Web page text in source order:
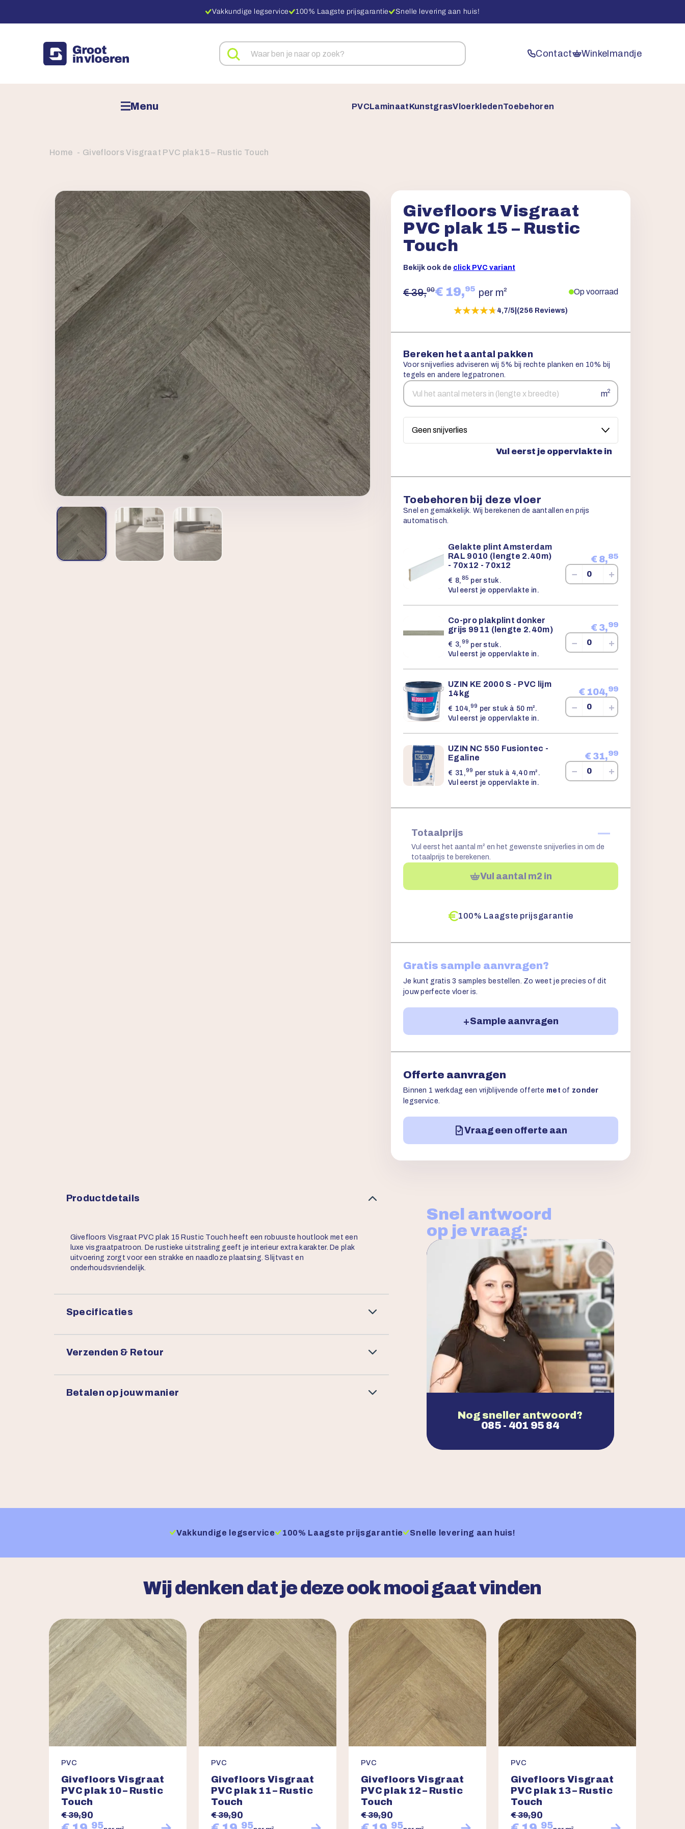
Vakkundige legservice 100% Laagste prijsgarantie Snelle levering aan huis!
Zoeken
naar
Contact Winkelmandje
Menu PVCLaminaatKunstgrasVloerkledenToebehoren
Home Givefloors Visgraat PVC plak 15 – Rustic Touch
Givefloors Visgraat
PVC plak 15 – Rustic
Touch
Bekijk ook de click PVC variant
€ 39,90€ 19,95 per m² Op voorraad
★★★★★
★★★★★4,7/5 (256 Reviews)
Bereken het aantal pakken
Voor snijverlies adviseren wij 5% bij rechte planken en 10% bij
tegels en andere legpatronen.
Aantal
vierkante
m2
Snijverlies
Vul eerst je oppervlakte in
Toebehoren bij deze vloer
Snel en gemakkelijk. Wij berekenen de aantallen en prijs
automatisch.
Gelakte plint Amsterdam
RAL 9010 (lengte 2.40m)
- 70x12 - 70x12
€ 8,85 per stuk.
Vul eerst je oppervlakte in.
€ 8,85
− +
Co-pro plakplint donker
grijs 9911 (lengte 2.40m)
€ 3,99 per stuk.
Vul eerst je oppervlakte in.
€ 3,99
− +
UZIN KE 2000 S - PVC lijm
14kg
€ 104,99 per stuk à 50 m².
Vul eerst je oppervlakte in.
€ 104,99
− +
UZIN NC 550 Fusiontec -
Egaline
€ 31,99 per stuk à 4,40 m².
Vul eerst je oppervlakte in.
€ 31,99
− +
Totaalprijs —
Vul eerst het aantal m² en het gewenste snijverlies in om de
totaalprijs te berekenen.
Vul aantal m2 in
100% Laagste prijsgarantie
Gratis sample aanvragen?
Je kunt gratis 3 samples bestellen. Zo weet je precies of dit
jouw perfecte vloer is.
Sample aanvragen
Offerte aanvragen
Binnen 1 werkdag een vrijblijvende offerte met of zonder
legservice.
Vraag een offerte aan
Productdetails
Givefloors Visgraat PVC plak 15 Rustic Touch heeft een robuuste houtlook met een
luxe visgraatpatroon. De rustieke uitstraling geeft je interieur extra karakter. De plak
uitvoering zorgt voor een strakke en naadloze plaatsing. Slijtvast en
onderhoudsvriendelijk.
Specificaties
Verzenden & Retour
Betalen op jouw manier
Snel antwoord
op je vraag:
Nog sneller antwoord?
085 - 401 95 84
Vakkundige legservice 100% Laagste prijsgarantie Snelle levering aan huis!
Wij denken dat je deze ook mooi gaat vinden
PVC
Givefloors Visgraat
PVC plak 10 – Rustic
Touch
€ 39,90
95 2
PVC
Givefloors Visgraat
PVC plak 11 – Rustic
Touch
€ 39,90
95 2
PVC
Givefloors Visgraat
PVC plak 12 – Rustic
Touch
€ 39,90
95 2
PVC
Givefloors Visgraat
PVC plak 13 – Rustic
Touch
€ 39,90
95 2